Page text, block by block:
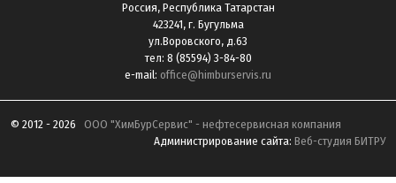
Россия, Республика Татарстан
423241, г. Бугульма
ул.Воровского, д.63
тел: 8 (85594) 3-84-80
e-mail: office@himburservis.ru
© 2012 - 2026 ООО "ХимБурСервис" - нефтесервисная компания
Администрирование сайта: Веб-студия БИТРУ